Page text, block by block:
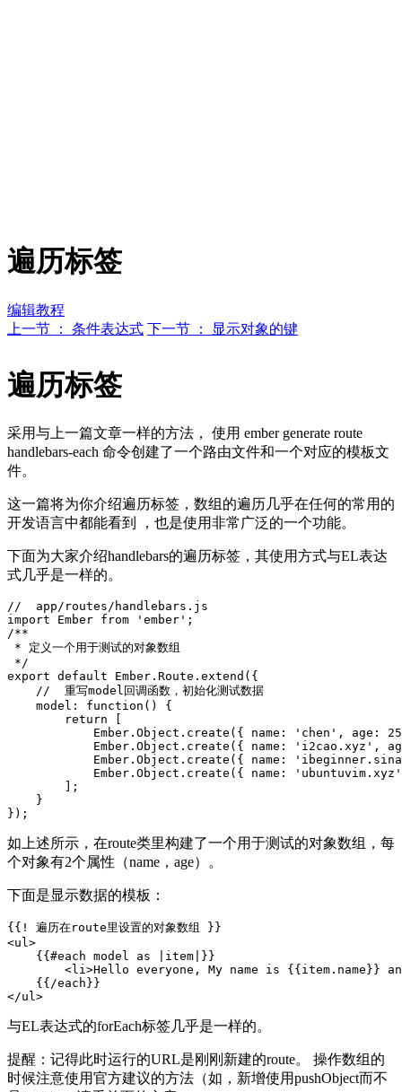
遍历标签
编辑教程
上一节 ： 条件表达式 下一节 ： 显示对象的键
遍历标签
采用与上一篇文章一样的方法， 使用 ember generate route
handlebars-each 命令创建了一个路由文件和一个对应的模板文
件。
这一篇将为你介绍遍历标签，数组的遍历几乎在任何的常用的
开发语言中都能看到 ，也是使用非常广泛的一个功能。
下面为大家介绍handlebars的遍历标签，其使用方式与EL表达
式几乎是一样的。
//  app/routes/handlebars.js
import Ember from 'ember';
/**
* 定义一个用于测试的对象数组
*/
export default Ember.Route.extend({
    //  重写model回调函数，初始化测试数据
    model: function() {
        return [
Ember.Object.create({ name: 'chen', age:
Ember.Object.create({ name: 'i2cao.xyz',
Ember.Object.create({ name:
Ember.Object.create({ name:
        ];
    }
如上述所示，在route类里构建了一个用于测试的对象数组，每
个对象有2个属性（name，age）。
下面是显示数据的模板：
{{! 遍历在route里设置的对象数组 }}
<ul>
    {{#each model as |item|}}
<li>Hello everyone, My name is {{item.name}}
    {{/each}}
与EL表达式的forEach标签几乎是一样的。
提醒：记得此时运行的URL是刚刚新建的route。 操作数组的
时候注意使用官方建议的方法（如，新增使用pushObject而不